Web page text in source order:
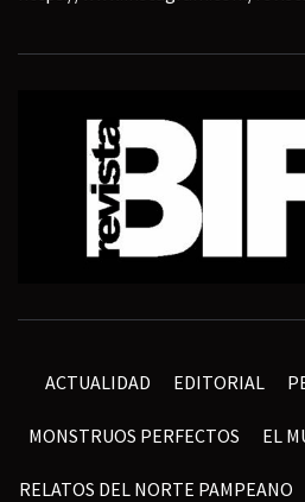
ACTUALIDAD EDITORIAL
MONSTRUOS PERFECTOS EL
RELATOS DEL NORTE PAMPEANO